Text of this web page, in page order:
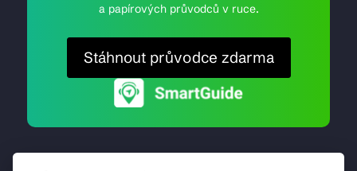
a papírových průvodců v ruce.
Stáhnout průvodce zdarma